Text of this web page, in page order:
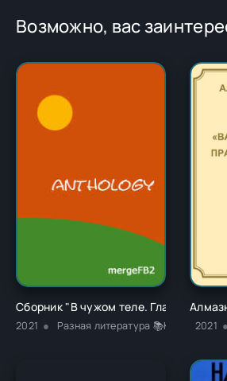
Возможно, вас
Сборник "В чужом теле. Глава 1" -
2021 Разная литература 📚Классика
2021